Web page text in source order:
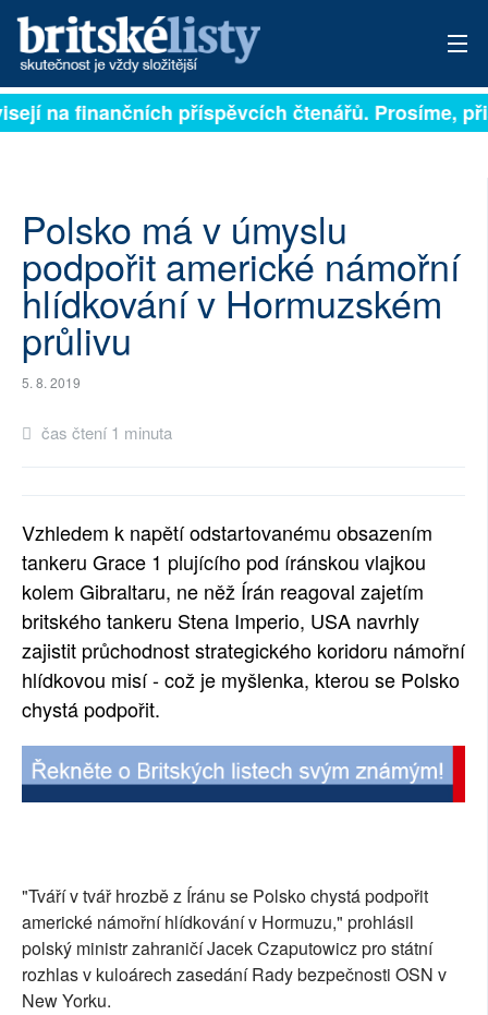
PŘIHLÁSIT
ARCHIV
ROZHOVORY
TÉMATA
NEJČTENĚJŠÍ ZA 7 DNÍ
RUBRIKY
PLNÁ VERZE STRÁNEK
na finančních příspěvcích čtenářů. Prosíme,
Polsko má v úmyslu
podpořit americké námořní
hlídkování v Hormuzském
průlivu
5. 8. 2019
čas čtení 1 minuta
Vzhledem k napětí odstartovanému obsazením
tankeru Grace 1 plujícího pod íránskou vlajkou
kolem Gibraltaru, ne něž Írán reagoval zajetím
britského tankeru Stena Imperio, USA navrhly
zajistit průchodnost strategického koridoru námořní
hlídkovou misí - což je myšlenka, kterou se Polsko
chystá podpořit.
"Tváří v tvář hrozbě z Íránu se Polsko chystá podpořit
americké námořní hlídkování v Hormuzu," prohlásil
polský ministr zahraničí Jacek Czaputowicz pro státní
rozhlas v kuloárech zasedání Rady bezpečnosti OSN v
New Yorku.